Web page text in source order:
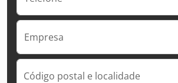
Empresa
Código postal e localidade